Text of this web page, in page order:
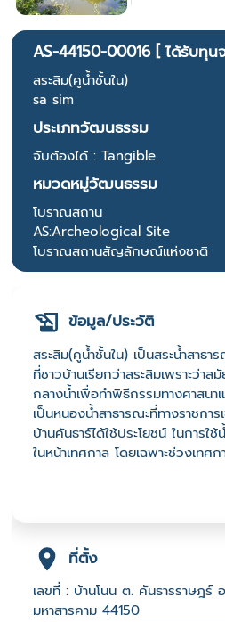
AS-44150-00016 [ ได้รับทุน
สระสิม(คูน้ำชั้นใน)
sa sim
ประเภทวัฒนธรรม
จับต้องได้ : Tangible.
หมวดหมู่วัฒนธรรม
โบราณสถาน
AS:Archeological Site
โบราณสถานสัญลักษณ์แห่งชาติ
ข้อมูล/ประวัติ
สระสิม(คูน้ำชั้นใน) เป็นสระน้ำสาธ
ที่ชาวบ้านเรียกว่าสระสิมเพราะว่า
กลางน้ำเพื่อทำพิธีกรรมทางศาสน
เป็นหนองน้ำสาธารณะที่ทางราชกา
บ้านคันธาร์ได้ใช้ประโยชน์ ในการใ
ในหน้าเทศกาล โดยเฉพาะช่วงเทศ
ที่ตั้ง
เลขที่ : บ้านโนน ต. คันธารราษฎร์
มหาสารคาม 44150